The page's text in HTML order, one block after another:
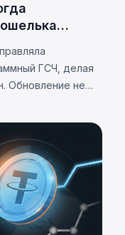
ГСЧ, делая
Обновление не